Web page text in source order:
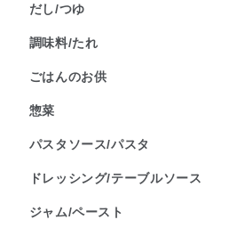
だし/つゆ
調味料/たれ
ごはんのお供
惣菜
パスタソース/パスタ
ドレッシング/テーブルソース
ジャム/ペースト